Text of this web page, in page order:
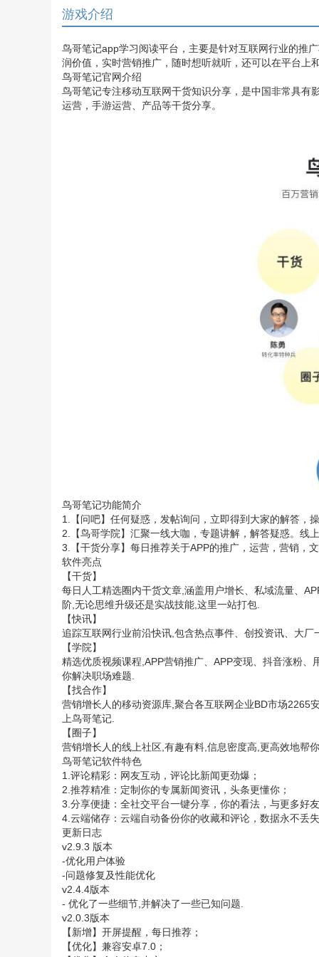
游戏介绍
鸟哥笔记app学习阅读平台，主要是针对互联网行业的推
润价值，实时营销推广，随时想听就听，还可以在平台上
鸟哥笔记官网介绍
鸟哥笔记专注移动互联网干货知识分享，是中国非常具有
运营，手游运营、产品等干货分享。
鸟哥笔记功能简介
1.【问吧】任何疑惑，发帖询问，立即得到大家的解答，
2.【鸟哥学院】汇聚一线大咖，专题讲解，解答疑惑。线
3.【干货分享】每日推荐关于APP的推广，运营，营销，
软件亮点
【干货】
每日人工精选圈内干货文章,涵盖用户增长、私域流量、
阶,无论思维升级还是实战技能,这里一站打包.
【快讯】
追踪互联网行业前沿快讯,包含热点事件、创投资讯、大
【学院】
精选优质视频课程,APP营销推广、APP变现、抖音涨粉
你解决职场难题.
【找合作】
营销增长人的移动资源库,聚合各互联网企业BD市场2265
上鸟哥笔记.
【圈子】
营销增长人的线上社区,有趣有料,信息密度高,更高效地帮
鸟哥笔记软件特色
1.评论精彩：网友互动，评论比新闻更劲爆；
2.推荐精准：定制你的专属新闻资讯，头条更懂你；
3.分享便捷：全社交平台一键分享，你的看法，与更多好
4.云端储存：云端自动备份你的收藏和评论，数据永不丢
更新日志
v2.9.3 版本
-优化用户体验
-问题修复及性能优化
v2.4.4版本
- 优化了一些细节,并解决了一些已知问题.
v2.0.3版本
【新增】开屏提醒，每日推荐；
【优化】兼容安卓7.0；